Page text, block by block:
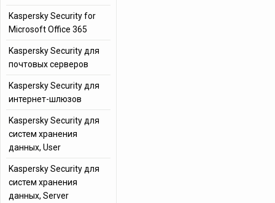
Kaspersky Security for
Microsoft Office 365
Kaspersky Security для
почтовых серверов
Kaspersky Security для
интернет-шлюзов
Kaspersky Security для
систем хранения
данных, User
Kaspersky Security для
систем хранения
данных, Server